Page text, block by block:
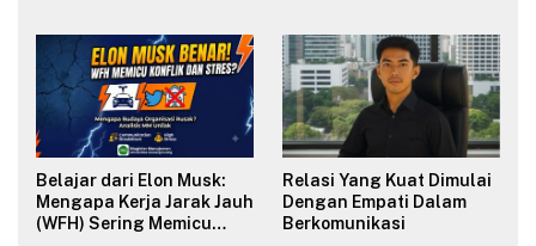
Belajar dari Elon Musk:
Mengapa Kerja Jarak Jauh
(WFH) Sering Memicu
Relasi Yang Kuat Dimulai
Dengan Empati Dalam
Berkomunikasi